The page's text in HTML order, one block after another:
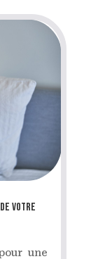
votre
une